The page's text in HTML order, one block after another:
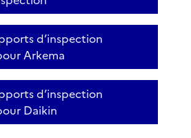
d’inspection
Arkema
d’inspection
Daikin